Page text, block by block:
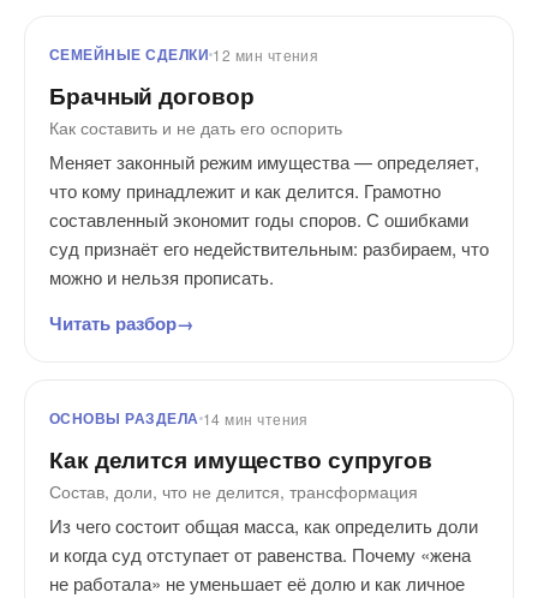
СЕМЕЙНЫЕ СДЕЛКИ 12 мин чтения
Брачный договор
Как составить и не дать его оспорить
Меняет законный режим имущества — определяет,
что кому принадлежит и как делится. Грамотно
составленный экономит годы споров. С ошибками
суд признаёт его недействительным: разбираем, что
можно и нельзя прописать.
Читать разбор
ОСНОВЫ РАЗДЕЛА 14 мин чтения
Как делится имущество супругов
Состав, доли, что не делится, трансформация
Из чего состоит общая масса, как определить доли
и когда суд отступает от равенства. Почему «жена
не работала» не уменьшает её долю и как личное